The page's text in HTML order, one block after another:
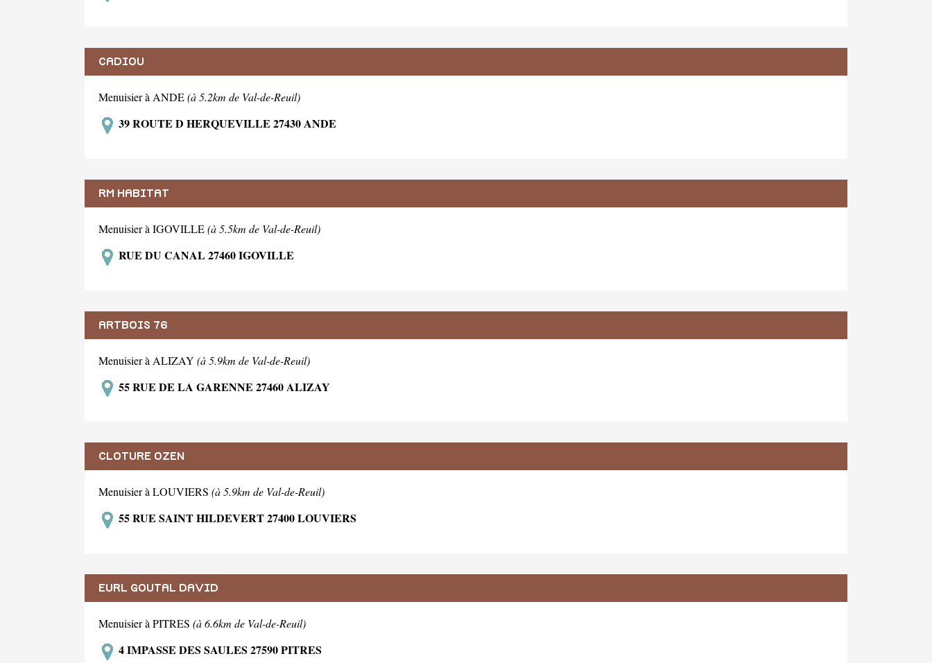
CADIOU
Menuisier à ANDE(à 5.2km de Val-de-Reuil)
39 ROUTE D HERQUEVILLE 27430 ANDE
RM HABITAT
Menuisier à IGOVILLE(à 5.5km de Val-de-Reuil)
RUE DU CANAL 27460 IGOVILLE
ARTBOIS 76
Menuisier à ALIZAY (à 5.9km de Val-de-Reuil)
55 RUE DE LA GARENNE 27460 ALIZAY
CLOTURE OZEN
Menuisier à LOUVIERS (à 5.9km de Val-de-Reuil)
55 RUE SAINT HILDEVERT 27400 LOUVIERS
EURL GOUTAL DAVID
Menuisier à PITRES (à 6.6km de Val-de-Reuil)
4 IMPASSE DES SAULES 27590 PITRES